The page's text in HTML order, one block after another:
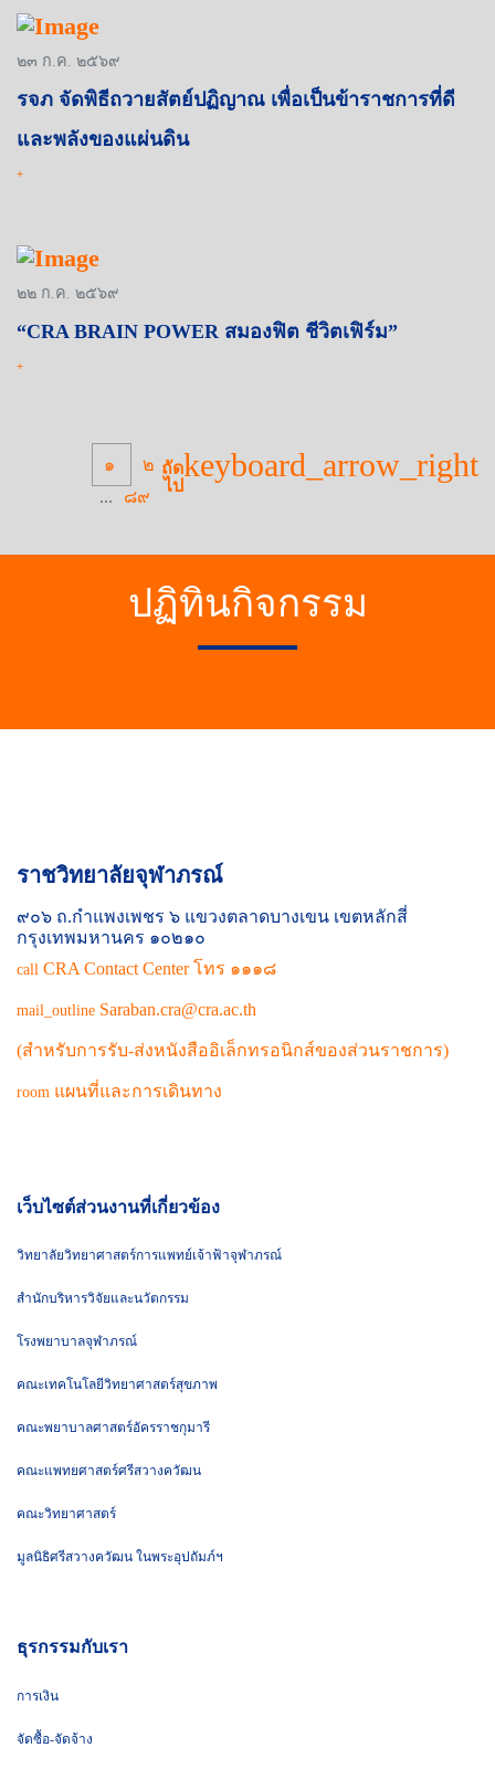
๒๓ ก.ค. ๒๕๖๙
รจภ จัดพิธีถวายสัตย์ปฏิญาณ เพื่อเป็นข้าราชการที่ดี
และพลังของแผ่นดิน
+
๒๒ ก.ค. ๒๕๖๙
“CRA BRAIN POWER สมองฟิต ชีวิตเฟิร์ม”
+
๑
๒
...
๘๙
ถัด
ไป
keyboard_arrow_right
ปฏิทินกิจกรรม
ราชวิทยาลัยจุฬาภรณ์
๙๐๖ ถ.กำแพงเพชร ๖ แขวงตลาดบางเขน เขตหลักสี่
กรุงเทพมหานคร ๑๐๒๑๐
call CRA Contact Center โทร ๑๑๑๘
mail_outline Saraban.cra@cra.ac.th
(สำหรับการรับ-ส่งหนังสืออิเล็กทรอนิกส์ของส่วนราชการ)
room แผนที่และการเดินทาง
เว็บไซต์ส่วนงานที่เกี่ยวข้อง
วิทยาลัยวิทยาศาสตร์การแพทย์เจ้าฟ้าจุฬาภรณ์
สำนักบริหารวิจัยและนวัตกรรม
โรงพยาบาลจุฬาภรณ์
คณะเทคโนโลยีวิทยาศาสตร์สุขภาพ
คณะพยาบาลศาสตร์อัครราชกุมารี
คณะแพทยศาสตร์ศรีสวางควัฒน
คณะวิทยาศาสตร์
มูลนิธิศรีสวางควัฒน ในพระอุปถัมภ์ฯ
ธุรกรรมกับเรา
การเงิน
จัดซื้อ-จัดจ้าง